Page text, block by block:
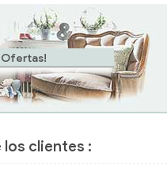
clientes :